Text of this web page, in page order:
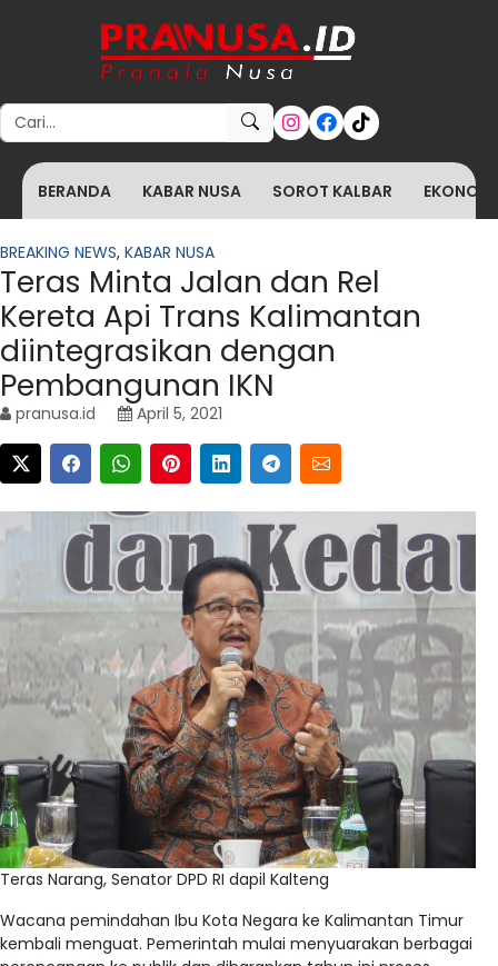
Search for:
BERANDA KABAR NUSA SOROT KALBAR
BREAKING NEWS, KABAR NUSA
Teras Minta Jalan dan Rel
Kereta Api Trans Kalimantan
diintegrasikan dengan
Pembangunan IKN
pranusa.id April 5, 2021
Teras Narang, Senator DPD RI dapil Kalteng
Wacana pemindahan Ibu Kota Negara ke Kalimantan Timur
kembali menguat. Pemerintah mulai menyuarakan berbagai